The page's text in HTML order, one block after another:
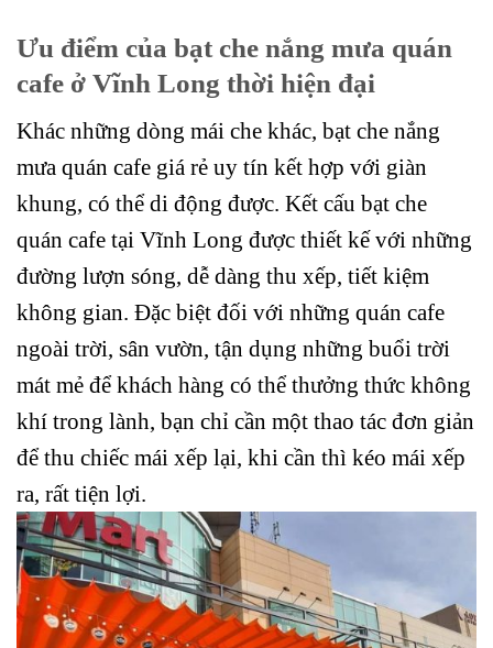
Ưu điểm của bạt che nắng mưa quán
cafe ở Vĩnh Long thời hiện đại
Khác những dòng mái che khác, bạt che nắng
mưa quán cafe giá rẻ uy tín kết hợp với giàn
khung, có thể di động được. Kết cấu bạt che
quán cafe tại Vĩnh Long được thiết kế với những
đường lượn sóng, dễ dàng thu xếp, tiết kiệm
không gian. Đặc biệt đối với những quán cafe
ngoài trời, sân vườn, tận dụng những buổi trời
mát mẻ để khách hàng có thể thưởng thức không
khí trong lành, bạn chỉ cần một thao tác đơn giản
để thu chiếc mái xếp lại, khi cần thì kéo mái xếp
ra, rất tiện lợi.